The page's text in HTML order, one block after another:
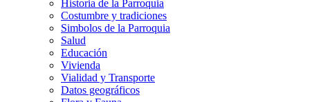
Historia de la Parroquia
Costumbre y tradiciones
Simbolos de la Parroquia
Salud
Educación
Vivienda
Vialidad y Transporte
Datos geográficos